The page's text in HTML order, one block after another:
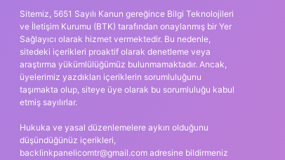
Sitemiz, 5651 Sayılı Kanun gereğince Bilgi Teknolojileri
ve İletişim Kurumu (BTK) tarafından onaylanmış bir Yer
Sağlayıcı olarak hizmet vermektedir. Bu nedenle,
sitedeki içerikleri proaktif olarak denetleme veya
araştırma yükümlülüğümüz bulunmamaktadır. Ancak,
üyelerimiz yazdıkları içeriklerin sorumluluğunu
taşımakta olup, siteye üye olarak bu sorumluluğu kabul
etmiş sayılırlar.
Hukuka ve yasal düzenlemelere aykırı olduğunu
düşündüğünüz içerikleri,
backlinkpanelicomtr@gmail.comadresine bildirmeniz